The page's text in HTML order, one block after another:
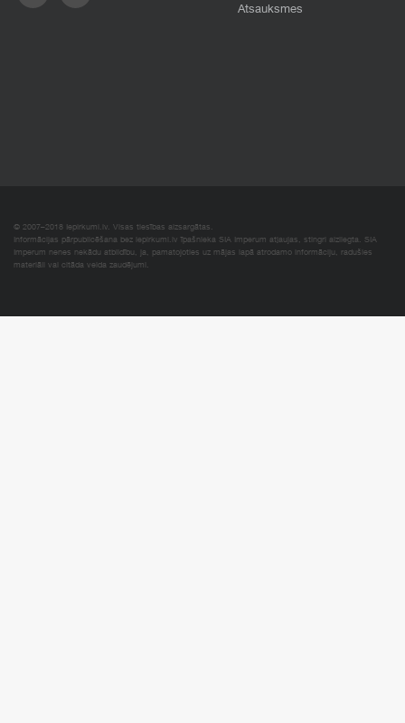
Atsauksmes
© 2007–2018 Iepirkumi.lv. Visas tiesības aizsargātas.
Informācijas pārpublicēšana bez iepirkumi.lv īpašnieka SIA Imperum atļaujas, stingri aizliegta. SIA
Imperum nenes nekādu atbildību, ja, pamatojoties uz mājas lapā atrodamo informāciju, radušies
materiāli vai citāda veida zaudējumi.